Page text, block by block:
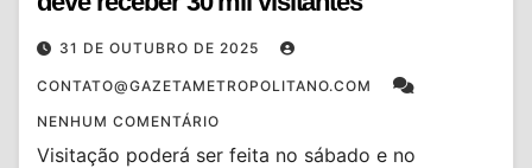
31 DE OUTUBRO DE 2025
CONTATO@GAZETAMETROPOLITANO.COM
NENHUM COMENTÁRIO
Visitação poderá ser feita no sábado e no